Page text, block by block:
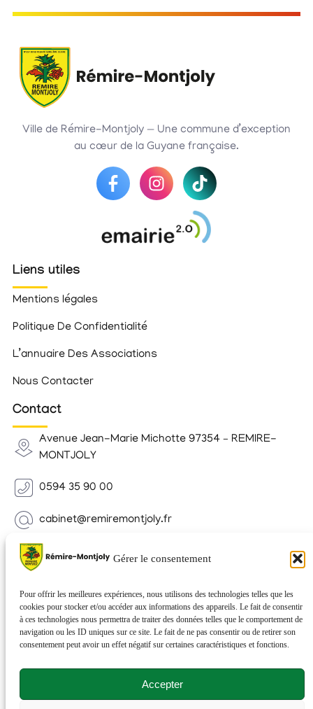
Gérer le consentement
Pour offrir les meilleures expériences, nous utilisons des technologies telles que les
cookies pour stocker et/ou accéder aux informations des appareils. Le fait de consentir
à ces technologies nous permettra de traiter des données telles que le comportement de
navigation ou les ID uniques sur ce site. Le fait de ne pas consentir ou de retirer son
consentement peut avoir un effet négatif sur certaines caractéristiques et fonctions.
Accepter
Ville de Rémire-Montjoly — Une commune d’exception
au cœur de la Guyane française.
Liens utiles
Mentions légales
Politique De Confidentialité
L’annuaire Des Associations
Nous Contacter
Contact
Avenue Jean-Marie Michotte 97354 – REMIRE-
MONTJOLY
0594 35 90 00
cabinet@remiremontjoly.fr
Newsletter
nouvelles de votre commune.